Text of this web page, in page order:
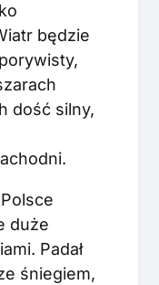
będzie
dość silny,
duże
Padał
śniegiem,